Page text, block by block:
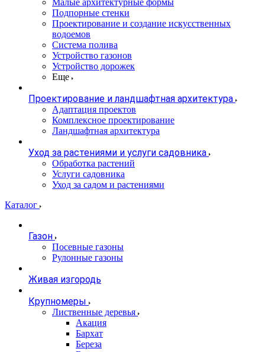
Малые архитектурные формы
Подпорные стенки
Проектирование и создание искусственных
водоемов
Система полива
Устройство газонов
Устройство дорожек
Еще
Проектирование и ландшафтная архитектура
Адаптация проектов
Комплексное проектирование
Ландшафтная архитектура
Уход за растениями и услуги садовника
Обработка растений
Услуги садовника
Уход за садом и растениями
Каталог
Газон
Посевные газоны
Рулонные газоны
Живая изгородь
Крупномеры
Лиственные деревья
Акация
Бархат
Береза